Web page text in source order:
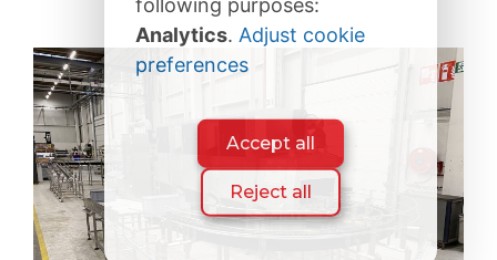
following purposes:
Analytics. Adjust cookie
preferences
Accept all
Reject all